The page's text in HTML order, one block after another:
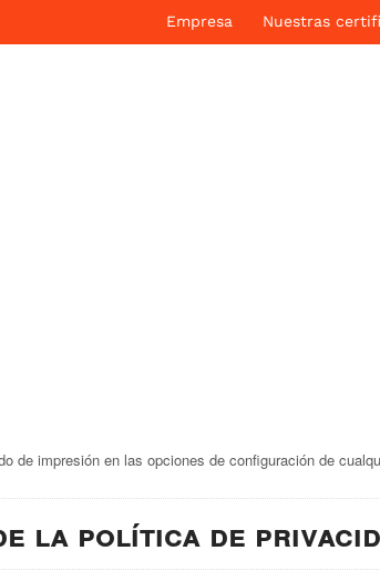
Empresa Nuestras
de impresión en las opciones de configuración de
la política de